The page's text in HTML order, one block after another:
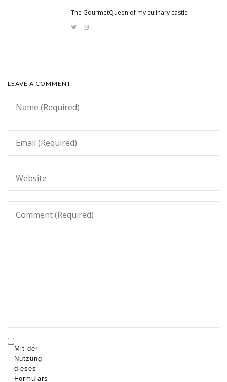
The GourmetQueen of my culinary castle
LEAVE A COMMENT
Mit der
Nutzung
dieses
Formulars